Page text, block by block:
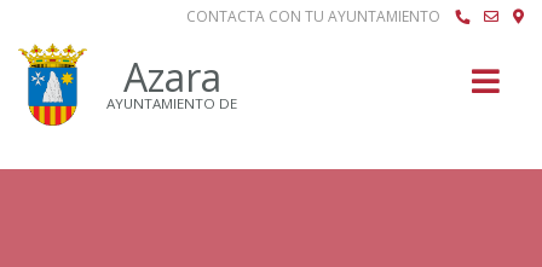
CONTACTA CON TU AYUNTAMIENTO
Azara
AYUNTAMIENTO DE